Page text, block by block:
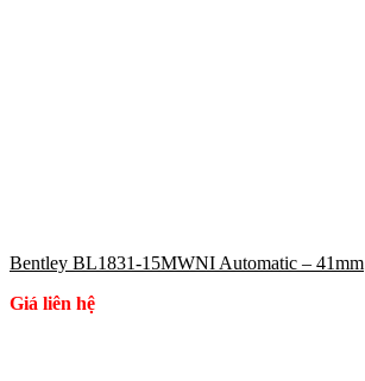
Bentley BL1831-15MWNI Automatic – 41mm
Giá liên hệ